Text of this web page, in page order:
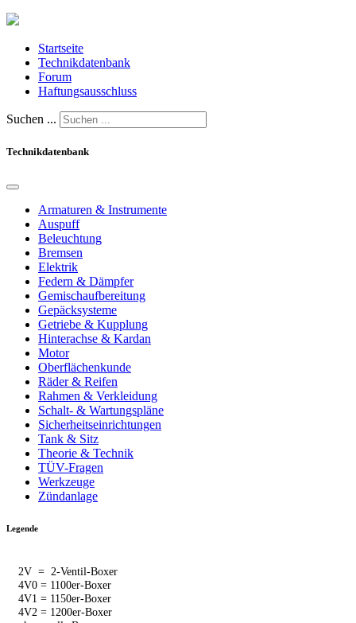
Startseite
Technikdatenbank
Forum
Haftungsausschluss
Suchen ...
Technikdatenbank
Armaturen & Instrumente
Auspuff
Beleuchtung
Bremsen
Elektrik
Federn & Dämpfer
Gemischaufbereitung
Gepäcksysteme
Getriebe & Kupplung
Hinterachse & Kardan
Motor
Oberflächenkunde
Räder & Reifen
Rahmen & Verkleidung
Schalt- & Wartungspläne
Sicherheitseinrichtungen
Tank & Sitz
Theorie & Technik
TÜV-Fragen
Werkzeuge
Zündanlage
Legende
2V = 2-Ventil-Boxer
4V0 = 1100er-Boxer
4V1 = 1150er-Boxer
4V2 = 1200er-Boxer